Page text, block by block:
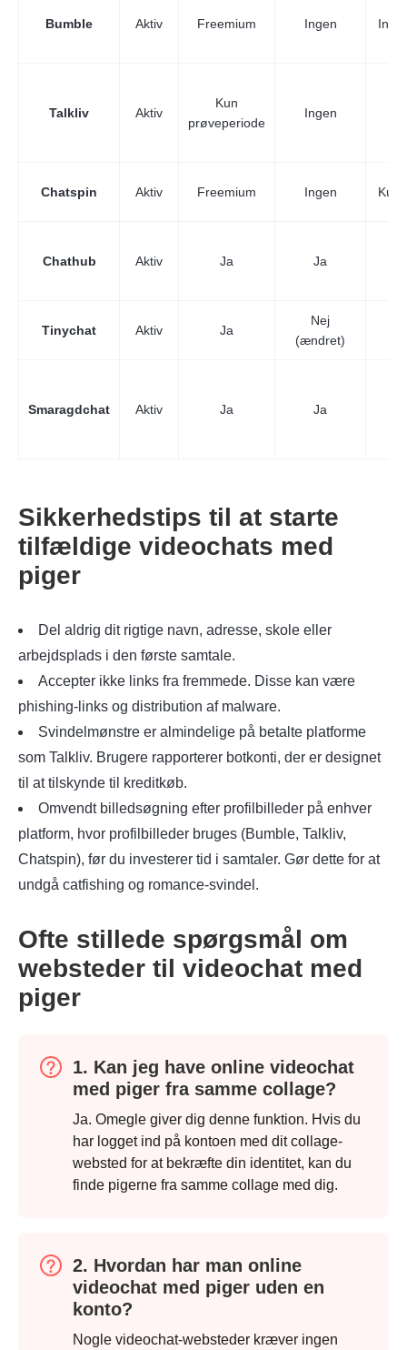
Bumble Aktiv Freemium Ingen
Talkliv Aktiv
Kun
prøveperiode
Ingen
Chatspin Aktiv Freemium Ingen Kun
Chathub Aktiv Ja Ja
Tinychat Aktiv Ja
Nej
(ændret)
Smaragdchat Aktiv Ja Ja
Sikkerhedstips til at starte
tilfældige videochats med
piger
Del aldrig dit rigtige navn, adresse, skole eller
arbejdsplads i den første samtale.
Accepter ikke links fra fremmede. Disse kan være
phishing-links og distribution af malware.
Svindelmønstre er almindelige på betalte platforme
som Talkliv. Brugere rapporterer botkonti, der er designet
til at tilskynde til kreditkøb.
Omvendt billedsøgning efter profilbilleder på enhver
platform, hvor profilbilleder bruges (Bumble, Talkliv,
Chatspin), før du investerer tid i samtaler. Gør dette for at
undgå catfishing og romance-svindel.
Ofte stillede spørgsmål om
websteder til videochat med
piger
1. Kan jeg have online videochat
med piger fra samme collage?
Ja. Omegle giver dig denne funktion. Hvis du
har logget ind på kontoen med dit collage-
websted for at bekræfte din identitet, kan du
finde pigerne fra samme collage med dig.
2. Hvordan har man online
videochat med piger uden en
konto?
Nogle videochat-websteder kræver ingen